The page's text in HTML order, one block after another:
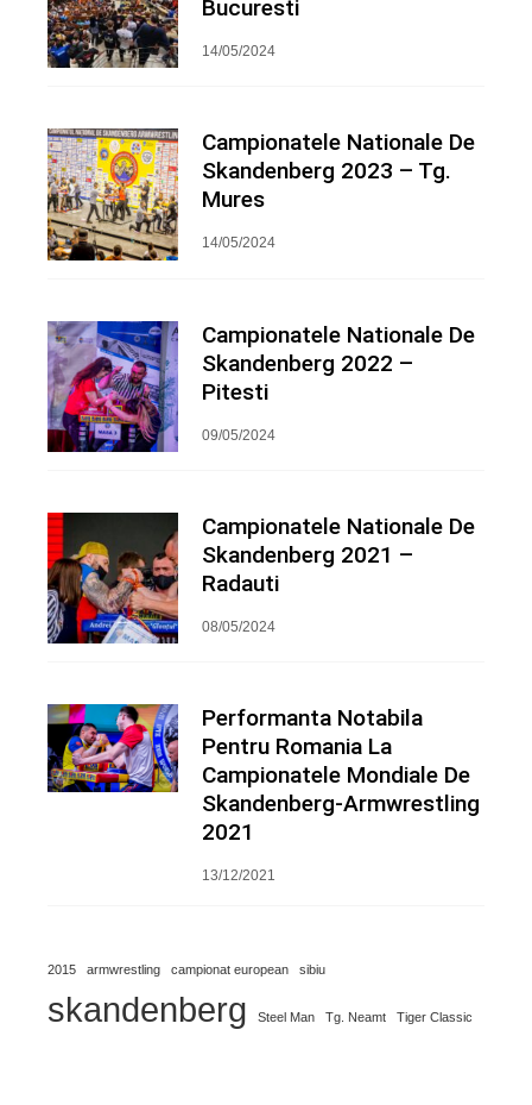
Bucuresti
14/05/2024
Campionatele Nationale De
Skandenberg 2023 – Tg.
Mures
14/05/2024
Campionatele Nationale De
Skandenberg 2022 –
Pitesti
09/05/2024
Campionatele Nationale De
Skandenberg 2021 –
Radauti
08/05/2024
Performanta Notabila
Pentru Romania La
Campionatele Mondiale De
Skandenberg-Armwrestling
2021
13/12/2021
2015 armwrestling campionat european sibiu
skandenberg Steel Man Tg. Neamt Tiger Classic